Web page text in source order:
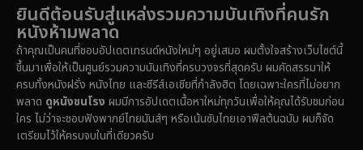
ยินดีต้อนรับสู่แหล่งรวมความบันเทิงที่คนรัก
หนังห้ามพลาด
ถ้าคุณเป็นคนที่ชอบอัปเดตเทรนด์หนังใหม่ๆ อยู่เสมอ ผมตั้งใจสร้างเว็บไซต์นี้
ขึ้นมาเพื่อให้เป็นศูนย์รวมความบันเทิงที่ครบวงจรที่สุดครับ ผมคัดสรรมาให้
ครบทั้งหนังฝรั่ง หนังไทย และซีรีส์เอเชียที่กำลังฮิต โดยเฉพาะใครที่ไม่อยาก
พลาด ดูหนังชนโรง ผมมีการอัปเดตเนื้อหาใหม่ทุกวันเพื่อให้คุณได้รับชมก่อน
ใคร ไม่ว่าจะชอบฟังพากย์ไทยมันส์ๆ หรือเน้นซับไทยเอาฟีลต้นฉบับ ผมก็จัด
เตรียมไว้ให้ครบจบในที่เดียวครับ